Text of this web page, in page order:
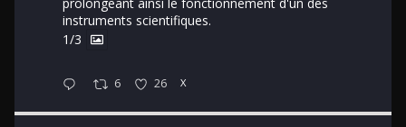
instruments scientifiques.
1/3
6 26 X